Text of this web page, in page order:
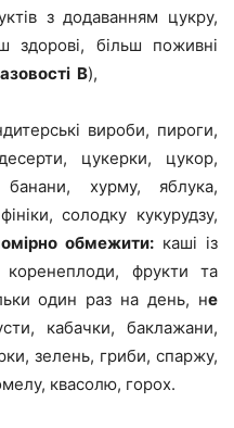
з додаванням цукру,
здорові, більш поживні
В),
вироби, пироги,
цукерки, цукор,
хурму, яблука,
солодку кукурудзу,
омірно обмежити: каші із
коренеплоди, фрукти та
один раз на день, не
кабачки, баклажани,
зелень, гриби, спаржу,
квасолю, горох.